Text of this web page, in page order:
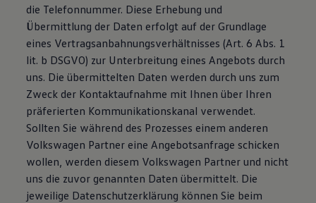
die Telefonnummer. Diese Erhebung und
Übermittlung der Daten erfolgt auf der Grundlage
eines Vertragsanbahnungsverhältnisses (Art. 6 Abs. 1
lit. b DSGVO) zur Unterbreitung eines Angebots durch
uns. Die übermittelten Daten werden durch uns zum
Zweck der Kontaktaufnahme mit Ihnen über Ihren
präferierten Kommunikationskanal verwendet.
Sollten Sie während des Prozesses einem anderen
Volkswagen Partner eine Angebotsanfrage schicken
wollen, werden diesem Volkswagen Partner und nicht
uns die zuvor genannten Daten übermittelt. Die
jeweilige Datenschutzerklärung können Sie beim